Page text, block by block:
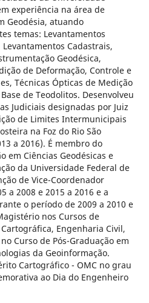
experiência na área de
Geodésia, atuando
temas: Levantamentos
Cadastrais,
Geodésica,
de Deformação, Controle e
Técnicas Ópticas de Medição
de Teodolitos. Desenvolveu
Judiciais designadas por Juiz
de Limites Intermunicipais
na Foz do Rio São
a 2016). É membro do
em Ciências Geodésicas e
da Universidade Federal de
de Vice-Coordenador
a 2008 e 2015 a 2016 e a
o período de 2009 a 2010 e
nos Cursos de
Engenharia Civil,
Curso de Pós-Graduação em
da Geoinformação.
Cartográfico - OMC no grau
ao Dia do Engenheiro